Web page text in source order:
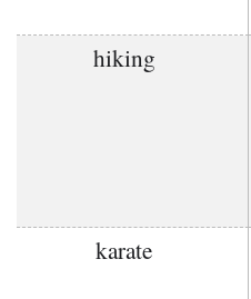
hiking
karate